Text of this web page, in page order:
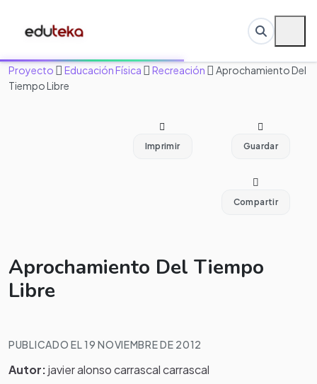
Proyecto Educación Física Recreación
Aprochamiento Del
Tiempo Libre
Imprimir Guardar
Compartir
Aprochamiento Del Tiempo
Libre
PUBLICADO EL 19 NOVIEMBRE DE 2012
Autor:javier alonso carrascal carrascal